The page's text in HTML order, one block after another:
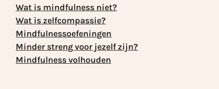
Wat is mindfulness niet?
Wat is zelfcompassie?
Mindfulnessoefeningen
Minder streng voor jezelf zijn?
Mindfulness volhouden